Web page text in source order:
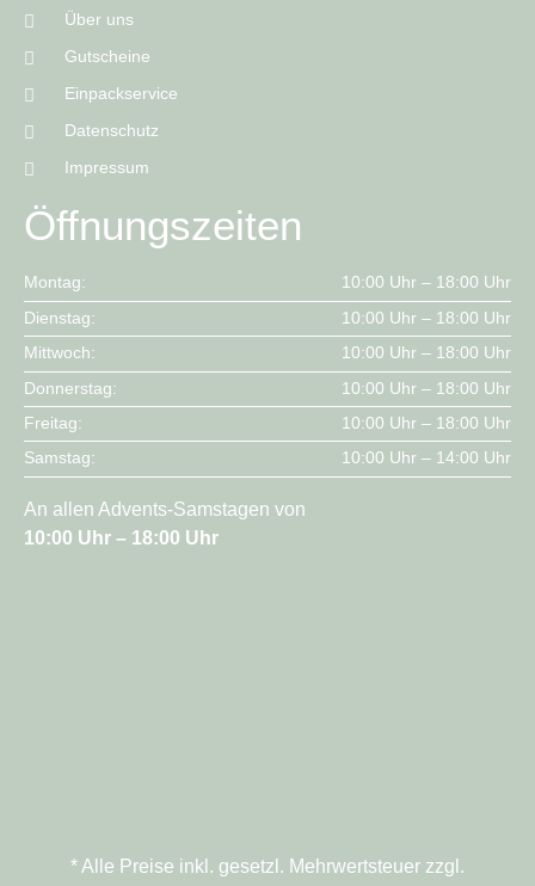
Über uns
Gutscheine
Einpackservice
Datenschutz
Impressum
Öffnungszeiten
Montag:
10:00 Uhr – 18:00 Uhr
Dienstag:
10:00 Uhr – 18:00 Uhr
Mittwoch:
10:00 Uhr – 18:00 Uhr
Donnerstag:
10:00 Uhr – 18:00 Uhr
Freitag:
10:00 Uhr – 18:00 Uhr
Samstag:
10:00 Uhr – 14:00 Uhr
An allen Advents-Samstagen von
10:00 Uhr – 18:00 Uhr
* Alle Preise inkl. gesetzl. Mehrwertsteuer zzgl.